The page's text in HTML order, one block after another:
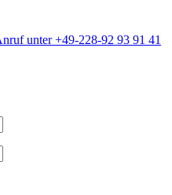
unter +49-228-92 93 91 41